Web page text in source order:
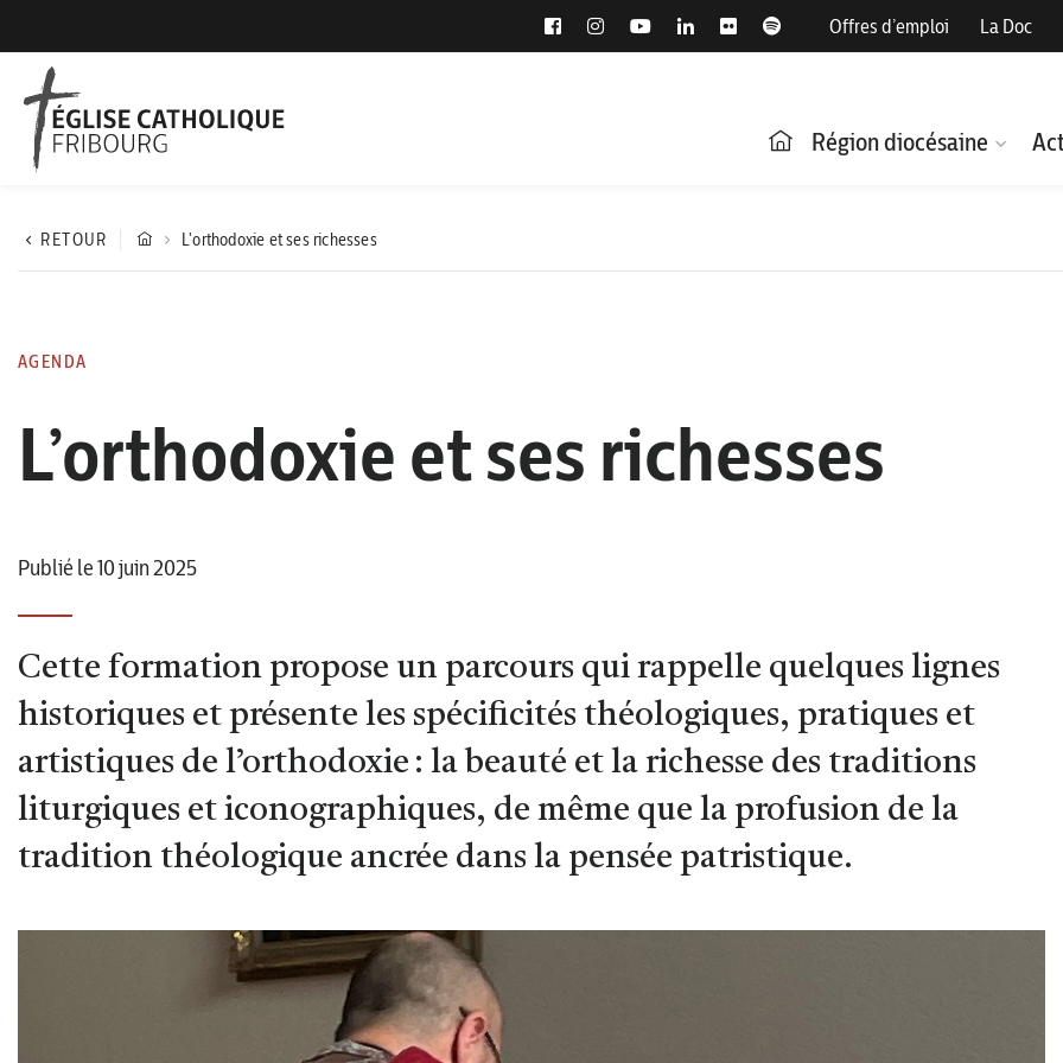
Offres d’emploi La Doc
Région diocésaine
RETOUR L'orthodoxie et ses richesses
AGENDA
L’orthodoxie et ses richesses
Publié le 10 juin 2025
Cette formation propose un parcours qui rappelle quelques lignes
historiques et présente les spécificités théologiques, pratiques et
artistiques de l’orthodoxie : la beauté et la richesse des traditions
liturgiques et iconographiques, de même que la profusion de la
tradition théologique ancrée dans la pensée patristique.